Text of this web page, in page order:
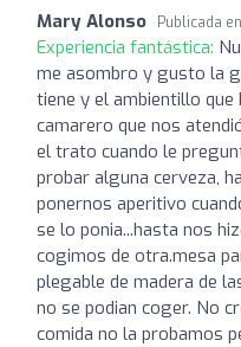
Mary Alonso Publicada en
Experiencia fantástica:
me asombro y gusto la
tiene y el ambientillo que
camarero que nos
el trato cuando le
probar alguna cerveza,
ponernos aperitivo
se lo ponia...hasta nos
cogimos de otra.mesa
plegable de madera de
no se podian coger. No
comida no la probamos